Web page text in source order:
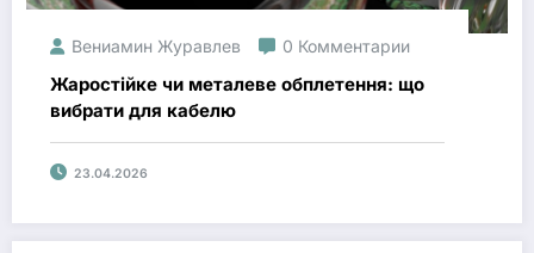
Вениамин Журавлев 0 Комментарии
Жаростійке чи металеве обплетення: що
вибрати для кабелю
23.04.2026